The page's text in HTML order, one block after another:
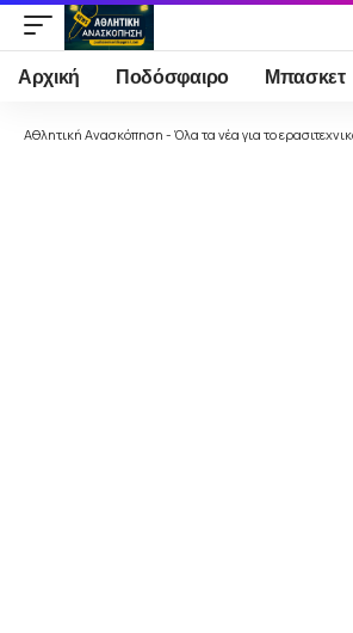
Αρχική Ποδόσφαιρο Μπασκετ
Αθλητική Ανασκόπηση - Όλα τα νέα για το